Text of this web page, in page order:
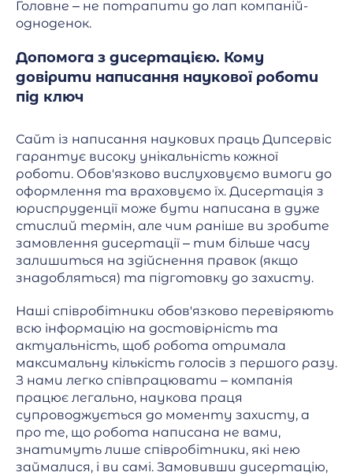
Головне – не потрапити до лап компаній-
одноденок.
Допомога з дисертацією. Кому
довірити написання наукової роботи
під ключ
Сайт із написання наукових праць Дипсервіс
гарантує високу унікальність кожної
роботи. Обов'язково вислуховуємо вимоги до
оформлення та враховуємо їх. Дисертація з
юриспруденції може бути написана в дуже
стислий термін, але чим раніше ви зробите
замовлення дисертації – тим більше часу
залишиться на здійснення правок (якщо
знадобляться) та підготовку до захисту.
Наші співробітники обов'язково перевіряють
всю інформацію на достовірність та
актуальність, щоб робота отримала
максимальну кількість голосів з першого разу.
З нами легко співпрацювати – компанія
працює легально, наукова праця
супроводжується до моменту захисту, а
про те, що робота написана не вами,
знатимуть лише співробітники, які нею
займалися, і ви самі. Замовивши дисертацію,